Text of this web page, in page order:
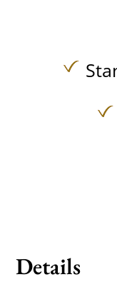
Details